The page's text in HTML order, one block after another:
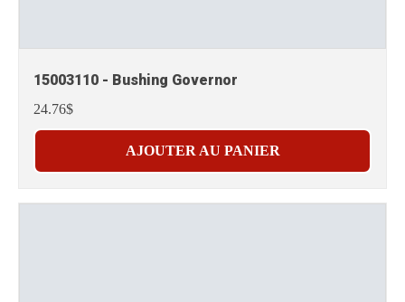
15003110 - Bushing Governor
24.76$
AJOUTER AU PANIER